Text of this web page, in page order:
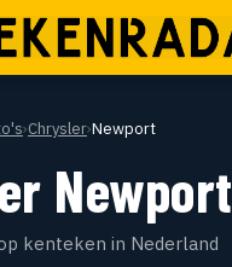
›Chrysler›Newport
Newport
kenteken in Nederland